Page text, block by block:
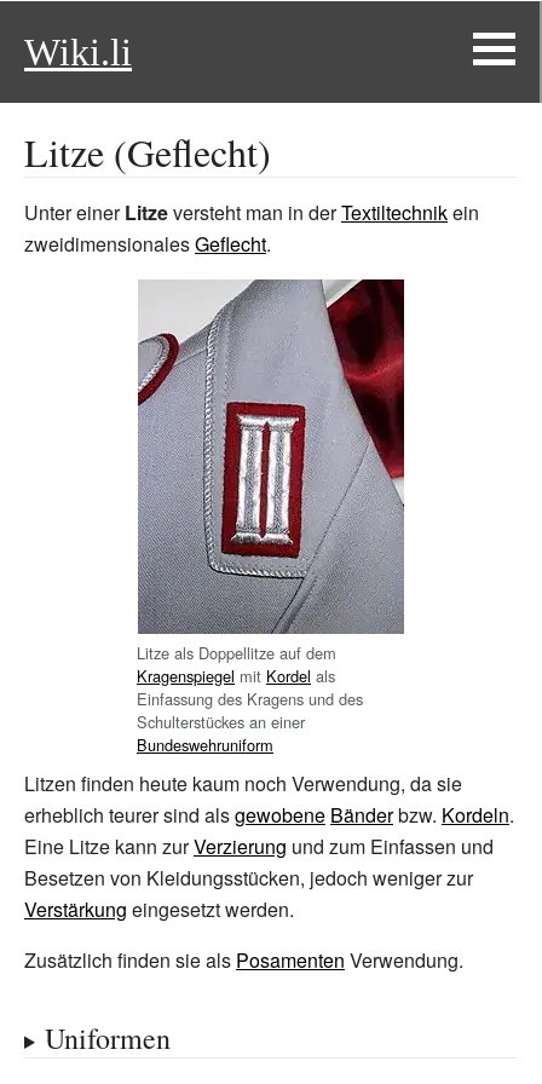
Wiki.li
Litze (Geflecht)
Unter einerLitzeversteht man in derTextiltechnikein
zweidimensionalesGeflecht.
Litze als Doppellitze auf dem
Kragenspiegel mit Kordel als
Einfassung des Kragens und des
Schulterstückes an einer
Bundeswehruniform
Litzen finden heute kaum noch Verwendung, da sie
erheblich teurer sind alsgewobene Bänderbzw. Kordeln.
Eine Litze kann zurVerzierung und zum Einfassen und
Besetzen von Kleidungsstücken, jedoch weniger zur
Verstärkung eingesetzt werden.
Zusätzlich finden sie als Posamenten Verwendung.
Uniformen